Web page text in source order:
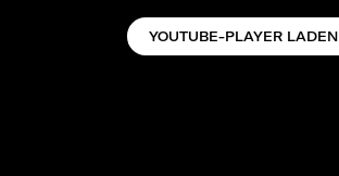
YOUTUBE-PLAYER LADEN